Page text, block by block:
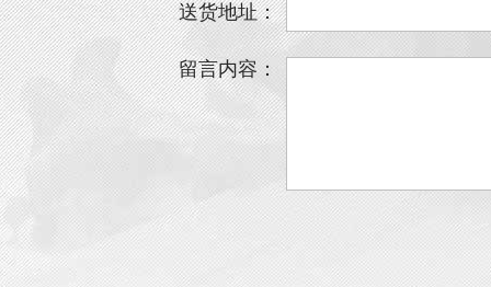
送货地址：
留言内容：